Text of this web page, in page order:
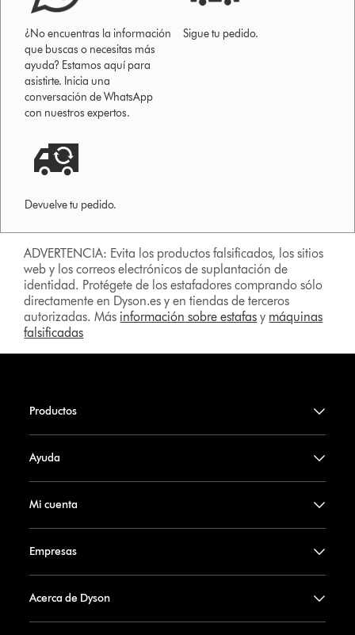
¿No encuentras la información
que buscas o necesitas más
ayuda? Estamos aquí para
asistirte. Inicia una
conversación de WhatsApp
con nuestros expertos.
Sigue tu pedido.
Devuelve tu pedido.
ADVERTENCIA: Evita los productos falsificados, los sitios
web y los correos electrónicos de suplantación de
identidad. Protégete de los estafadores comprando sólo
directamente en Dyson.es y en tiendas de terceros
autorizadas. Más información sobre estafas y máquinas
falsificadas
Productos
Ayuda
Mi cuenta
Empresas
Acerca de Dyson